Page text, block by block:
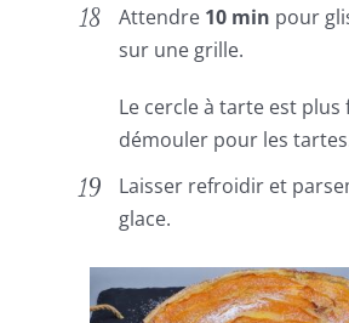
Attendre 10 min pour
sur une grille.
Le cercle à tarte est plus
démouler pour les
Laisser refroidir et
glace.